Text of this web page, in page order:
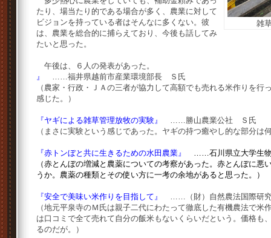
雑
たり、場当たり的である場合が多く、農業に対して
ビジョンを持っている者はそんなに多くない。彼
は、農業を総合的に捕らえており、今後も話してみ
たいと思った。
午後は、６人の発表があった。
』
……福井県越前市産業環境部長 Ｓ氏
（農家・行政・ＪＡの三者が協力して高額でも売れる米作りを
感じた。）
『ヤギによる雑草管理放牧の実験』
……勝山農業公社 Ｓ氏
（まさに実験という感じであった。ヤギの持つ癒やし的な部分は
『赤トンぼと共に生きるための水田農業』 ……石川県立大学生
（赤とんぼの増減と農薬についての考察があった。赤とんぼに
うか。農薬の種類とその使い方に一考の余地があると思った。）
『安全で美味い米作りを目指して』
……（財）自然農法国際研
（地元平泉寺のＭ氏は親子二代にわたって徹底した有機農法で
は口コミで全て売れて自分の飯米もないくらいだという。価格も
るのだが。）